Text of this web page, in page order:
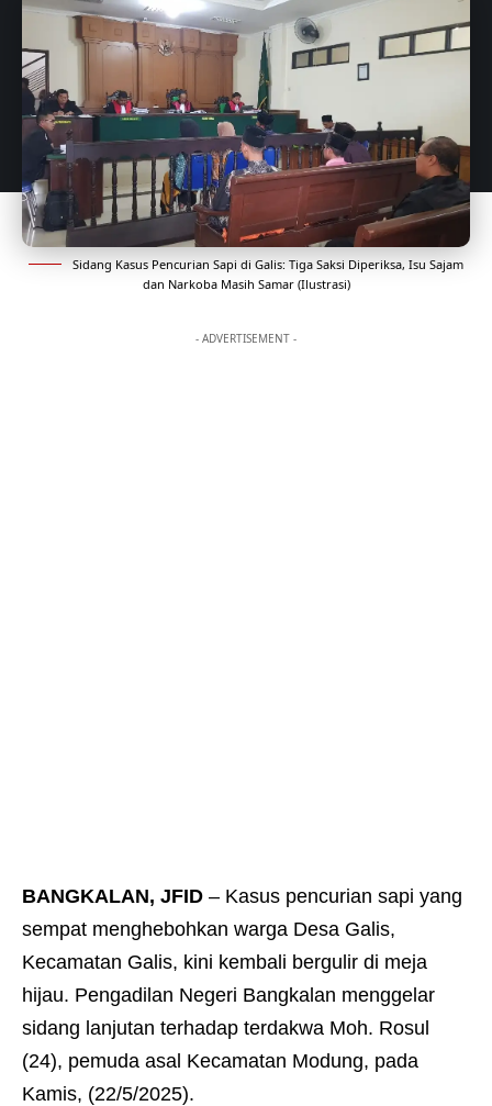
Sidang Kasus Pencurian Sapi di Galis: Tiga Saksi Diperiksa, Isu Sajam
dan Narkoba Masih Samar (Ilustrasi)
- ADVERTISEMENT -
BANGKALAN, JFID – Kasus pencurian sapi yang
sempat menghebohkan warga Desa Galis,
Kecamatan Galis, kini kembali bergulir di meja
hijau. Pengadilan Negeri Bangkalan menggelar
sidang lanjutan terhadap terdakwa Moh. Rosul
(24), pemuda asal Kecamatan Modung, pada
Kamis, (22/5/2025).